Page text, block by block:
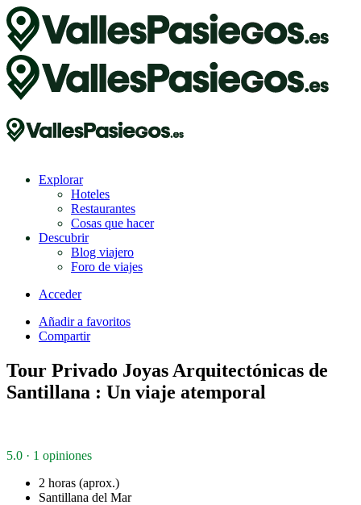
Explorar
Hoteles
Restaurantes
Cosas que hacer
Descubrir
Blog viajero
Foro de viajes
Acceder
Añadir a favoritos
Compartir
Tour Privado Joyas Arquitectónicas de
Santillana : Un viaje atemporal
5.0 · 1 opiniones
2 horas (aprox.)
Santillana del Mar